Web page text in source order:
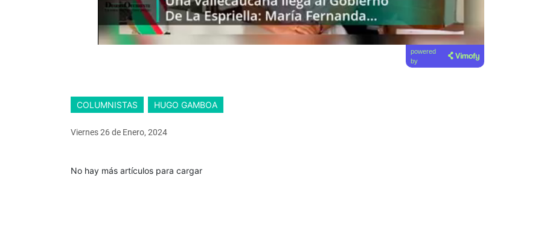
powered
by
COLUMNISTAS HUGO GAMBOA
Viernes 26de Enero, 2024
No hay más artículos para cargar